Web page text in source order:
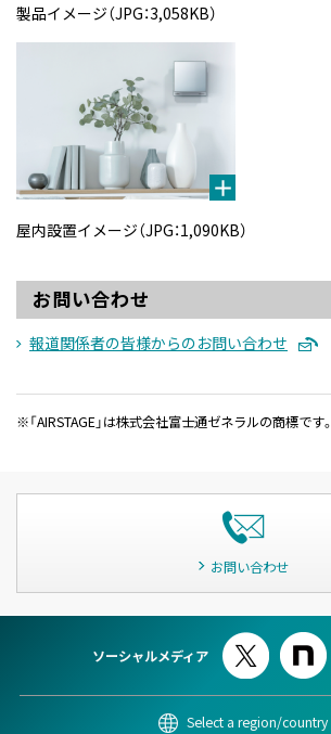
製品イメージ（JPG：3,058KB）
屋内設置イメージ（JPG：1,090KB）
お問い合わせ
報道関係者の皆様からのお問い合わせ
※「AIRSTAGE」は株式会社富⼠通ゼネラルの商標です。
お問い合わせ
ソーシャルメディア
Select a region/country